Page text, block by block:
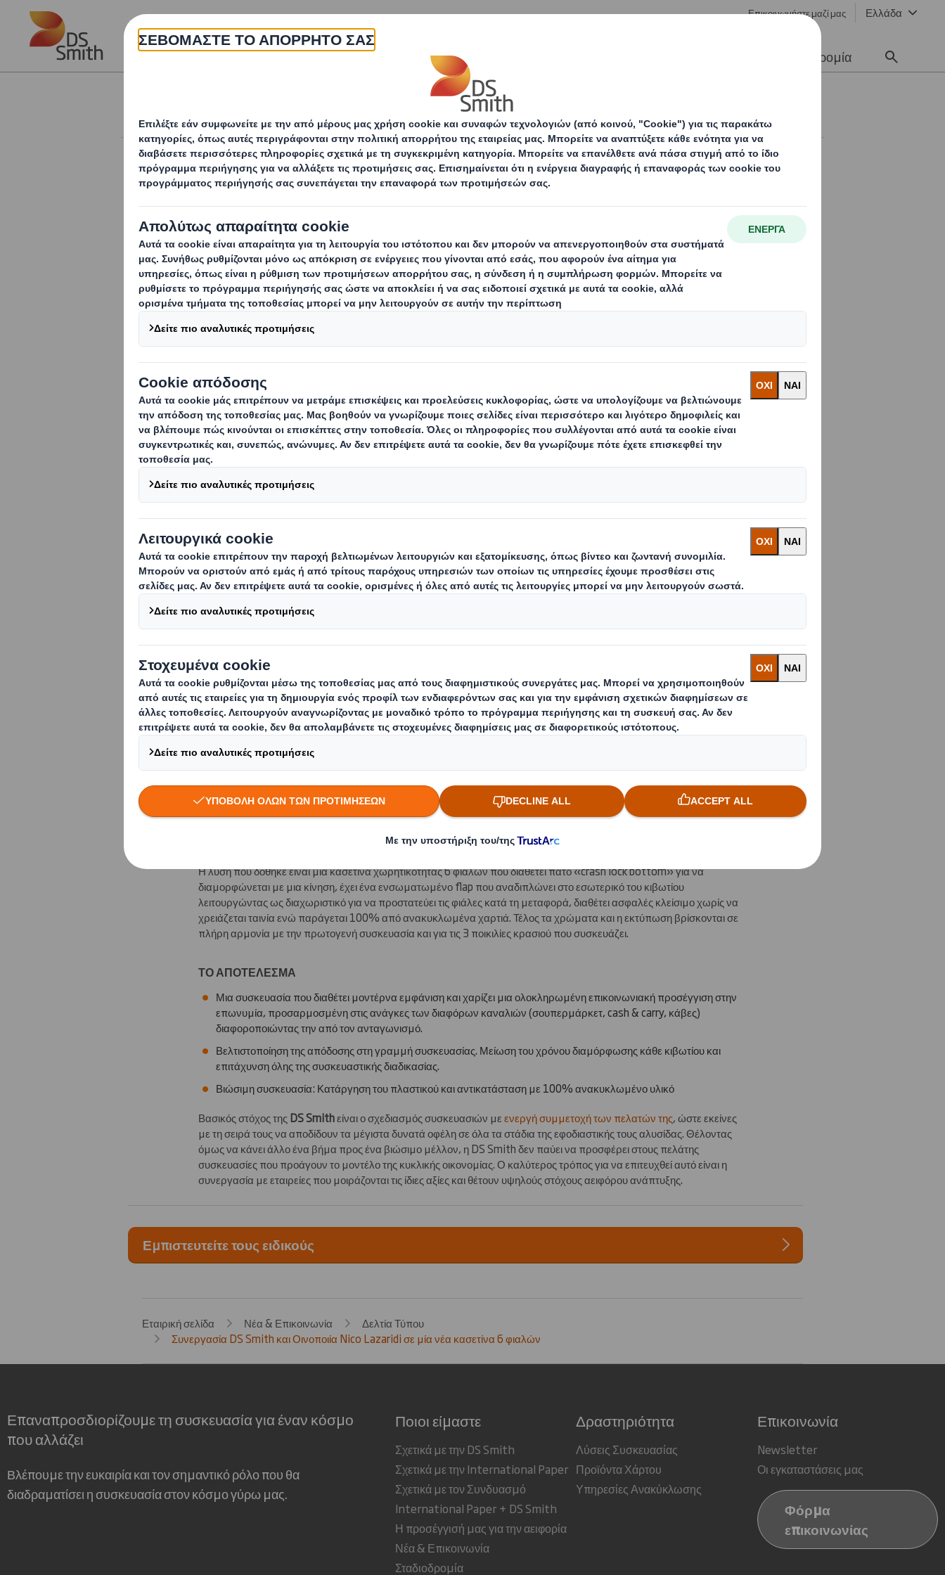
Skip to main content Επικοινωνήστε μαζί μας Ελλάδα
Η εταιρεία Προϊόντα & υπηρεσίες Σταδιοδρομία
Συνεργασία DS Smith και Οινοποιία Nico Lazaridi σε μία
νέα κασετίνα 6 φιαλών
Η DS Smith και η Οινοποιία Nico Lazaridi δημιουργούν μια συσκευασία που είναι φιλική
για το περιβάλλον και τη διαφοροποιεί στην κατηγορία της
Η ΙΣΤΟΡΊΑ
Η αγάπη για την ιστορία και την τέχνη, συναντάει το πάθος για το κρασί…αυτά τα συναισθήματα βιώνει ο επισκέπτης
του οινοποιείουChâteau Nico Lazaridiόταν αντικρίζει τους πίνακες τέχνης που φιλοξενούνται στην πινακοθήκη του
οινοποιείου. Τα εκθέματα αυτά βρίσκονται εκεί για να αποδώσουν φόρο τιμής στους σημαντικούς καλλιτέχνες που
φιλοτέχνησαν τις ετικέτες των κρασιών της οικογένειας του Νίκου Λαζαρίδη.
…Τίποτα δεν πρέπει να αφήνεται στην τύχη όταν στοχεύεις στην επιτυχία. Σκέψεις και πράξεις πρέπει να αποπνέουν
Μοναδικότητακαι Κύρος-συστατικά στα οποία η εταιρεία Nico Lazaridi έχει επενδύσει εδώ και περίπου 35 χρόνια –
από τις καλλιεργητικές μεθόδους που εφαρμόζει στους αμπελώνες της, τις μοναδικές γεύσεις των κρασιών της, τα
εκκεντρικά ονόματα των προϊόντων της, τον χαρακτήρα των ετικετών της αλλά και τη συσκευασία που επιλέγει για την
προστασία των φιαλών, στοχεύοντας στη βιώσιμη ανάπτυξη και στην απόλυτη εμπειρία απόλαυσης που προσφέρει
στο κοινό που την εμπιστεύεται.
H ΠΡΌΚΛΗΣΗ
Για μια εταιρεία όπως ηΟινοποιίαNicoLazaridi, η διεύρυνση του δικτύου της σε πανελλαδικό επίπεδο ήταν ένας
σταθερός στόχος που σε συνδυασμό με τη συνέπεια στην ποιότητα και στις παραδόσεις της αλλά και στις επιλογές της
στη συσκευασία, θα της εξασφάλιζε διαφοροποίηση των προϊόντων της άρα και μακροπρόθεσμη επιτυχία. Η διανομή
με ένα απλό RSC κιβώτιο, που έκανε χρήση αυτοκόλλητης ταινίας και είχε ένα απλό εικαστικό, ήταν μία ικανοποιητική
αλλά συμβατική, πλέον, λύση. Ο νέος σχεδιασμός της συσκευασίας μεταφοράς θα έπρεπε:
να βρίσκεται σε απόλυτη αρμονία με τη φιάλη του κρασιού,
να αντανακλά τις αξίες της εταιρείας,
να σέβεται το περιβάλλον,
να κάνει χρήση λιγότερου πλαστικού
να επιταχύνει τη γραμμή συσκευασίας μειώνοντας το κόστος παραγωγής και έτσι να μειώνει τον χρόνο στις
παραδόσεις των παραγγελιών.
Η ΛΎΣΗ ΣΥΣΚΕΥΑΣΊΑΣ
Η λύση που δόθηκε είναι μια κασετίνα χωρητικότητας 6 φιαλών που διαθέτει πάτο «crash lock bottom» για να
διαμορφώνεται με μια κίνηση, έχει ένα ενσωματωμένο flap που αναδιπλώνει στο εσωτερικό του κιβωτίου
λειτουργώντας ως διαχωριστικό για να προστατεύει τις φιάλες κατά τη μεταφορά, διαθέτει ασφαλές κλείσιμο χωρίς να
χρειάζεται ταινία ενώ παράγεται 100% από ανακυκλωμένα χαρτιά. Τέλος τα χρώματα και η εκτύπωση βρίσκονται σε
πλήρη αρμονία με την πρωτογενή συσκευασία και για τις 3 ποικιλίες κρασιού που συσκευάζει.
ΤΟ ΑΠΟΤΈΛΕΣΜΑ
Μια συσκευασία που διαθέτει μοντέρνα εμφάνιση και χαρίζει μια ολοκληρωμένη επικοινωνιακή προσέγγιση στην
επωνυμία, προσαρμοσμένη στις ανάγκες των διαφόρων καναλιών (σουπερμάρκετ, cash & carry, κάβες)
διαφοροποιώντας την από τον ανταγωνισμό.
Βελτιστοποίηση της απόδοσης στη γραμμή συσκευασίας. Μείωση του χρόνου διαμόρφωσης κάθε κιβωτίου και
επιτάχυνση όλης της συσκευαστικής διαδικασίας.
Βιώσιμη συσκευασία: Κατάργηση του πλαστικού και αντικατάσταση με 100% ανακυκλωμένο υλικό
Βασικός στόχος της DS Smithείναι ο σχεδιασμός συσκευασιών μεενεργή συμμετοχή των πελατών της, ώστε εκείνες
με τη σειρά τους να αποδίδουν τα μέγιστα δυνατά οφέλη σε όλα τα στάδια της εφοδιαστικής τους αλυσίδας. Θέλοντας
όμως να κάνει άλλο ένα βήμα προς ένα βιώσιμο μέλλον, η DS Smith δεν παύει να προσφέρει στους πελάτης
συσκευασίες που προάγουν το μοντέλο της κυκλικής οικονομίας. Ο καλύτερος τρόπος για να επιτευχθεί αυτό είναι η
συνεργασία με εταιρείες που μοιράζονται τις ίδιες αξίες και θέτουν υψηλούς στόχους αειφόρου ανάπτυξης.
Εμπιστευτείτε τους ειδικούς
Εταιρική σελίδα Νέα & Επικοινωνία
Δελτία Τύπου
Συνεργασία DS Smith και Οινοποιία Nico Lazaridi σε μία νέα κασετίνα 6 φιαλών
Επαναπροσδιορίζουμε τη συσκευασία για έναν κόσμο
που αλλάζει
Βλέπουμε την ευκαιρία και τον σημαντικό ρόλο που θα
διαδραματίσει η συσκευασία στον κόσμο γύρω μας.
Ποιοι είμαστε
Σχετικά με την DS Smith
Σχετικά με την International Paper
Σχετικά με τον Συνδυασμό
International Paper + DS Smith
Η προσέγγισή μας για την αειφορία
Νέα & Επικοινωνία
Σταδιοδρομία
Δραστηριότητα
Λύσεις Συσκευασίας
Προϊόντα Χάρτου
Υπηρεσίες Ανακύκλωσης
Επικοινωνία
Newsletter
Οι εγκαταστάσεις μας
Φόρμα
επικοινωνίας